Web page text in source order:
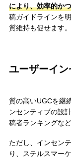
により、効率的か
稿ガイドラインを
質維持も促せます。
ユーザーイ
質の高いUGCを継
ンセンティブの設
稿者ランキングな
ただし、インセン
り、ステルスマー